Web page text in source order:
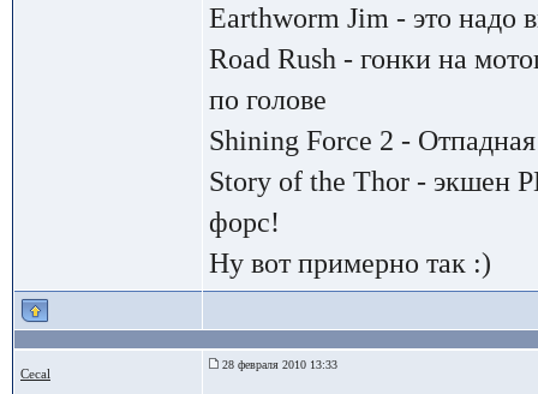
Earthworm Jim - это надо
Road Rush - гонки на
по голове
Shining Force 2 -
Story of the Thor - экшен
форс!
Ну вот примерно так :)
Cecal
28 февраля 2010 13:33